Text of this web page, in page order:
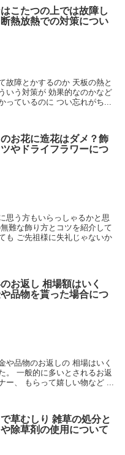
こたつの上では故障し
熱放熱での対策につい
故障とかするのか 天板の熱と
いう対策が 効果的なのかなど
っているのに つい忘れがち...
お花に造花はダメ？飾
やドライフラワーにつ
思う方もいらっしゃるかと思
難な飾り方とコツを紹介して
も ご先祖様に失礼じゃないか
お返し 相場額はいく
品物を貰った場合につ
や品物のお返しの 相場はいく
。 一般的に多いとされるお返
ー、 もらって嬉しい物など ...
草むしり 雑草の処分と
除草剤の使用について